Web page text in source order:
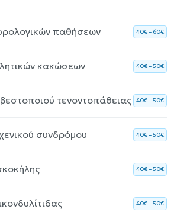
παθήσεων 40€ – 60€
κακώσεων 40€ – 50€
τενοντοπάθειας 40€ – 50€
συνδρόμου 40€ – 50€
40€ – 50€
40€ – 50€